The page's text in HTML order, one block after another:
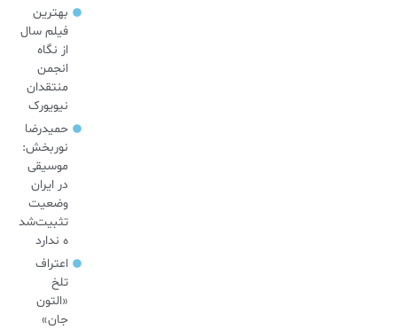
بهترین
فیلم سال
از نگاه
انجمن
منتقدان
نیویورک
حمیدرضا
نوربخش:
موسیقی
در ایران
وضعیت
تثبیت‌شد
ه ندارد
اعتراف
تلخ
«التون
جان»